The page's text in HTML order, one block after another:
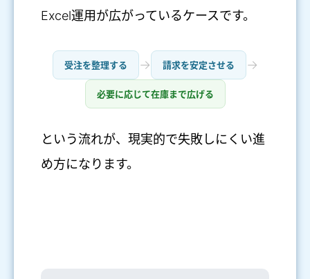
Excel運用が広がっているケースです。
受注を整理する → 請求を安定させる →
必要に応じて在庫まで広げる
という流れが、現実的で失敗しにくい進
め方になります。